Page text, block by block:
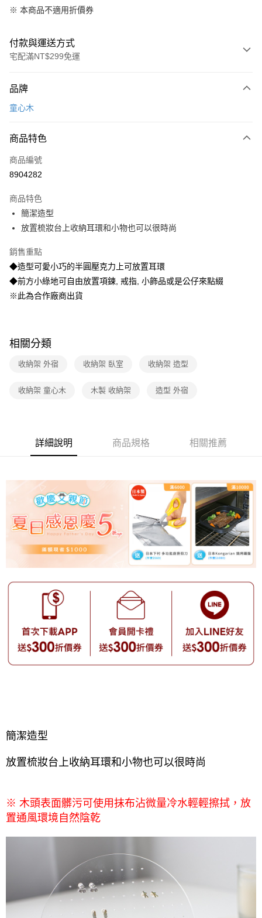
※ 本商品不適用折價券
付款與運送方式
宅配滿NT$299免運
信用卡一次付款
Apple Pay
悠遊付
全盈+PAY
大哥付你分期
【大哥付你分期使用說明】
1.本服務由台灣大哥大提供，台灣大哥大用戶可立即使用無須另外申請。
流程，驗證手機門號後，選擇欲分期的期數、繳款截止日，確認付款後即完
成交易。
法說明評估內容。
【繳款方式說明】
1.分期款項不併入電信帳單，「大哥付你分期」於每月結算日後寄送繳費提
醒簡訊。
帳／街口支付／iPASS MONEY」等通路繳費。
買賣價金債權讓與本公司後，依約使用本公司帳單繳交帳款。
2.基於同意付款使用「大哥付你分期」之契約關係目的，商店將以您的個人
3.完整用戶服務條款，請詳閱以下連結：https://oppay.tw/userRule
ATM付款
運送方式
品牌
童心木
商品特色
商品編號
8904282
商品特色
簡潔造型
放置梳妝台上收納耳環和小物也可以很時尚
銷售重點
◆造型可愛小巧的半圓壓克力上可放置耳環
◆前方小綠地可自由放置項鍊, 戒指, 小飾品或是公仔來點綴
※此為合作廠商出貨
相關分類
收納架 外宿 收納架 臥室 收納架 造型
收納架 童心木 木製 收納架 造型 外宿
詳細說明 商品規格 相關推薦
簡潔造型
放置梳妝台上收納耳環和小物也可以很時尚
※ 木頭表面髒污可使用抹布沾微量冷水輕輕擦拭，放
置通風環境自然陰乾